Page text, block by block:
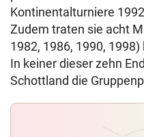
Kontinentalturniere
Zudem traten sie acht
1982, 1986, 1990,
In keiner dieser zehn
Schottland die